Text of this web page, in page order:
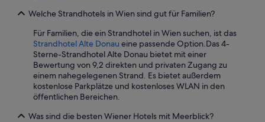
Welche Strandhotels in Wien sind gut für Familien?
Für Familien, die ein Strandhotel in Wien suchen, ist das
Strandhotel Alte Donau eine passende Option.Das 4-
Sterne-Strandhotel Alte Donau bietet mit einer
Bewertung von 9,2 direkten und privaten Zugang zu
einem nahegelegenen Strand. Es bietet außerdem
kostenlose Parkplätze und kostenloses WLAN in den
öffentlichen Bereichen.
Was sind die besten Wiener Hotels mit Meerblick?